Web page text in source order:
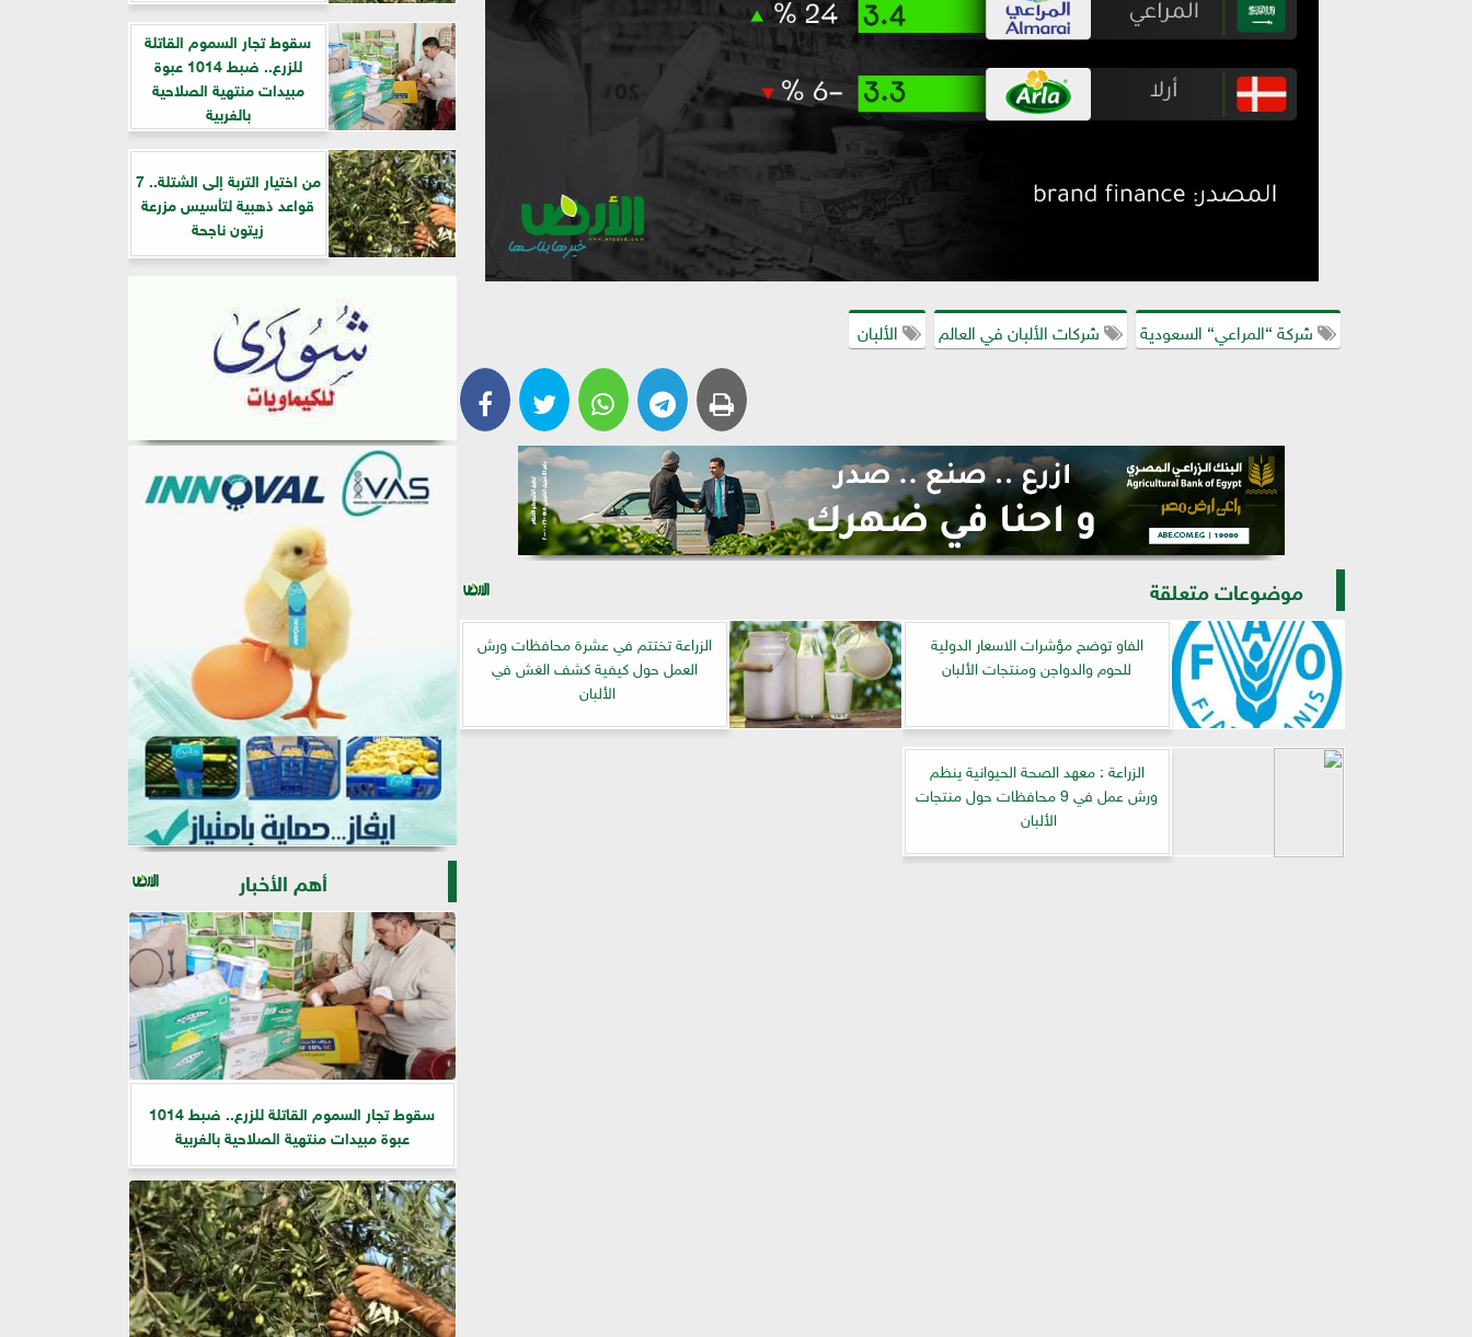
شركة “المراعي“ السعودية شركات الألبان في العالم الألبان
موضوعات متعلقة
الفاو توضح مؤشرات الاسعار الدولية
للحوم والدواجن ومنتجات الألبان
الزراعة تختتم في عشرة محافظات ورش
العمل حول كيفية كشف الغش في
الألبان
الزراعة : معهد الصحة الحيوانية ينظم
ورش عمل في 9 محافظات حول منتجات
الألبان
سقوط تجار السموم القاتلة
للزرع.. ضبط 1014 عبوة
مبيدات منتهية الصلاحية
بالغربية
من اختيار التربة إلى الشتلة.. 7
قواعد ذهبية لتأسيس مزرعة
زيتون ناجحة
أهم الأخبار
سقوط تجار السموم القاتلة للزرع.. ضبط 1014
عبوة مبيدات منتهية الصلاحية بالغربية